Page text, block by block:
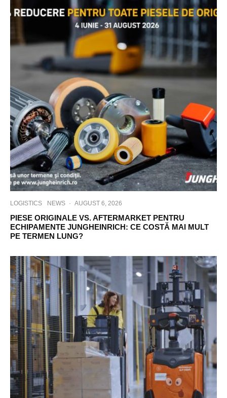
LOGISTICS NEWS · AUGUST 6, 2026
PIESE ORIGINALE VS. AFTERMARKET PENTRU
ECHIPAMENTE JUNGHEINRICH: CE COSTĂ MAI MULT
PE TERMEN LUNG?